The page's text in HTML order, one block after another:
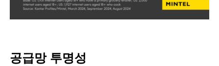
공급망 투명성